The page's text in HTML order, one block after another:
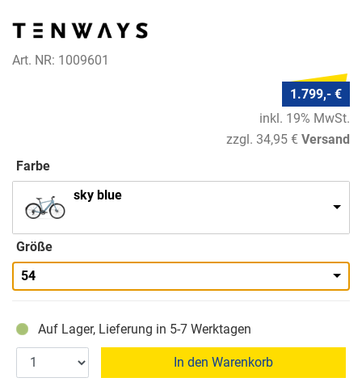
Art. NR: 1009601
1.799,- €
inkl. 19% MwSt.
zzgl. 34,95 € Versand
Farbe
sky blue
Größe
54
Auf Lager, Lieferung in 5-7 Werktagen
In den Warenkorb